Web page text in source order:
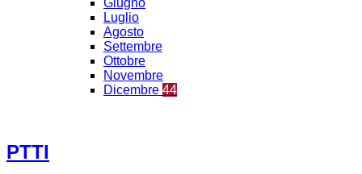
Giugno
Luglio
Agosto
Settembre
Ottobre
Novembre
Dicembre 44
PTTI